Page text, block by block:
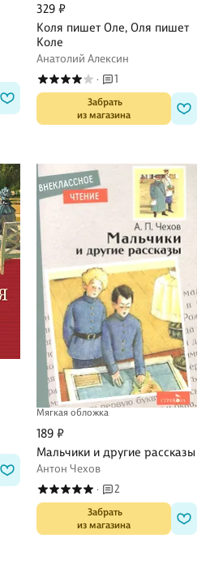
329 ₽
Коля пишет Оле, Оля пишет
Коле
Анатолий Алексин
· 1
Забрать
из магазина
Мягкая обложка
189 ₽
Мальчики и другие рассказы
Антон Чехов
· 2
Забрать
из магазина